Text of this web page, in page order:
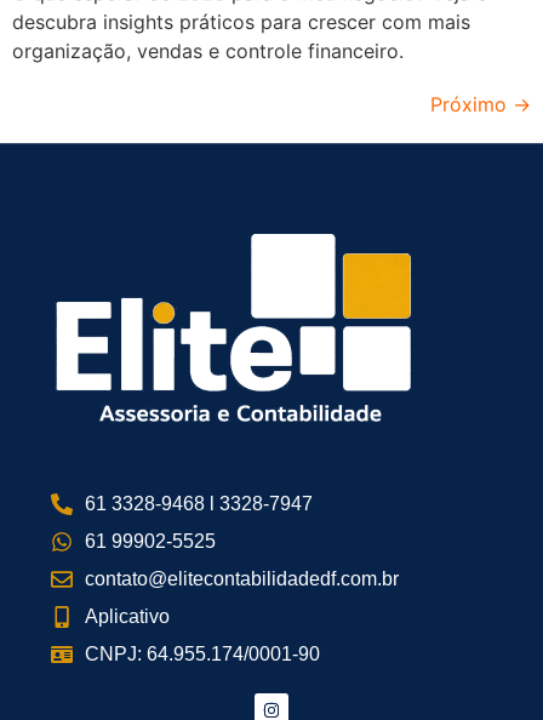
descubra insights práticos para crescer com mais
organização, vendas e controle financeiro.
Próximo →
61 3328-9468 l 3328-7947
61 99902-5525
contato@elitecontabilidadedf.com.br
Aplicativo
CNPJ: 64.955.174/0001-90